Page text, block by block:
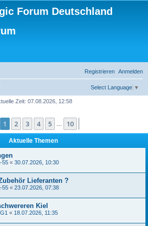
Forum Deutschland
Anmelden
Registrieren
e
Select Language ▼
Zeit: 07.08.2026, 12:58
Seite 1von 10
1 2 3 4 5 10
Aktuelle Themen
55 « 30.07.2026, 10:30
Lieferanten ?
55 « 23.07.2026, 07:38
Kiel
« 18.07.2026, 11:35